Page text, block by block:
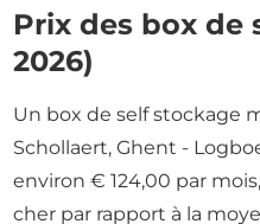
Prix des box de
2026)
Un box de self stockage
Schollaert, Ghent -
environ € 124,00 par
cher par rapport à la